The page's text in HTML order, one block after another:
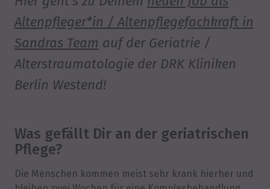
Altenpfleger*in / Altenpflegefachkraft in
Sandras Team auf der Geriatrie /
Alterstraumatologie der DRK Kliniken
Berlin Westend!
Was gefällt Dir an der geriatrischen
Pflege?
Die Menschen kommen meist sehr krank hierher und